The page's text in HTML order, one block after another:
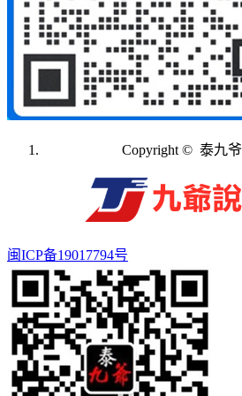
Copyright © 泰九
闽ICP备19017794号